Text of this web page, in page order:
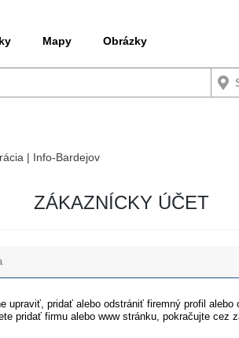
Mapy Obrázky
| Info-Bardejov
ZÁKAZNÍCKY ÚČET
upraviť, pridať alebo odstrániť firemný profil alebo
pridať firmu alebo www stránku, pokračujte cez